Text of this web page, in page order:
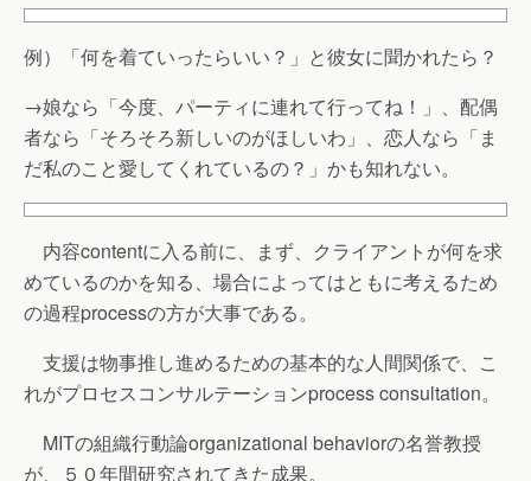
例）「何を着ていったらいい？」と彼女に聞かれたら？
→娘なら「今度、パーティに連れて行ってね！」、配偶
者なら「そろそろ新しいのがほしいわ」、恋人なら「ま
だ私のこと愛してくれているの？」かも知れない。
内容contentに入る前に、まず、クライアントが何を求
めているのかを知る、場合によってはともに考えるため
の過程processの方が大事である。
支援は物事推し進めるための基本的な人間関係で、こ
れがプロセスコンサルテーションprocess consultation。
MITの組織行動論organizational behaviorの名誉教授
が、５０年間研究されてきた成果。